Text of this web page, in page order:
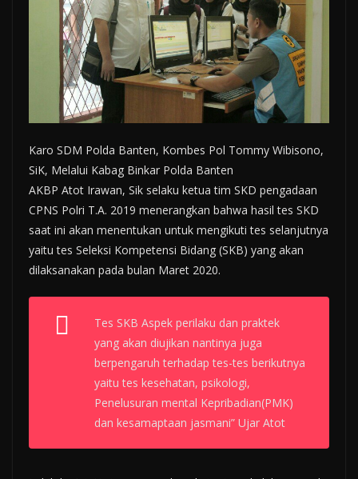
Karo SDM Polda Banten, Kombes Pol Tommy Wibisono,
SiK, Melalui Kabag Binkar Polda Banten
AKBP Atot Irawan, Sik selaku ketua tim SKD pengadaan
CPNS Polri T.A. 2019 menerangkan bahwa hasil tes SKD
saat ini akan menentukan untuk mengikuti tes selanjutnya
yaitu tes Seleksi Kompetensi Bidang (SKB) yang akan
dilaksanakan pada bulan Maret 2020.
Tes SKB Aspek perilaku dan praktek
yang akan diujikan nantinya juga
berpengaruh terhadap tes-tes berikutnya
yaitu tes kesehatan, psikologi,
Penelusuran mental Kepribadian(PMK)
dan kesamaptaan jasmani” Ujar Atot